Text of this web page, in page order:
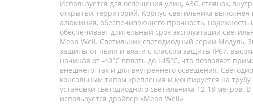
Используется для освещения улиц, АЗС, стоянок,
открытых территорий. Корпус светильника выполнен
алюминия, обеспечивающего прочность, надежность
обеспечивает длительный срок эксплуатации
Mean Well. Светильник светодиодный серии Модуль,
защиты от пыли и влаги с классом защиты IP67,
начиная от -40°C вплоть до +45°C, что позволяет
внешнего, так и для внутреннего освещения.
консольным типом крепления и монтируется на
установки светодиодного светильника 12-18 метров.
используется драйвер «Mean Well»